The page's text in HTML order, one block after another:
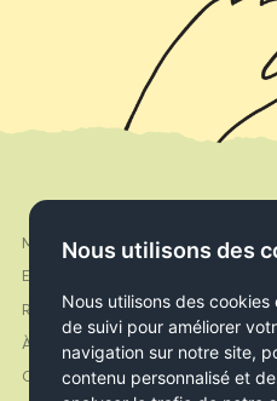
Nous utilisons des
Nous utilisons des
de suivi pour améliorer
navigation sur notre site,
contenu personnalisé et
Mon compte
Expédition & Livraison
Retours & Echanges
À propos de nous
Contact